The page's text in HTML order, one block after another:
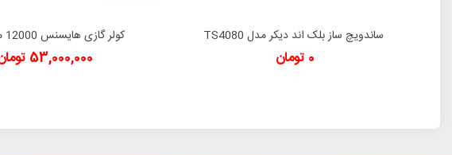
دوست داشتن
ساندویچ ساز بلک اند دیکر مدل TS4080
0 تومان
دوست داشتن
12HR4SYRCA01
53,000,000 تومان